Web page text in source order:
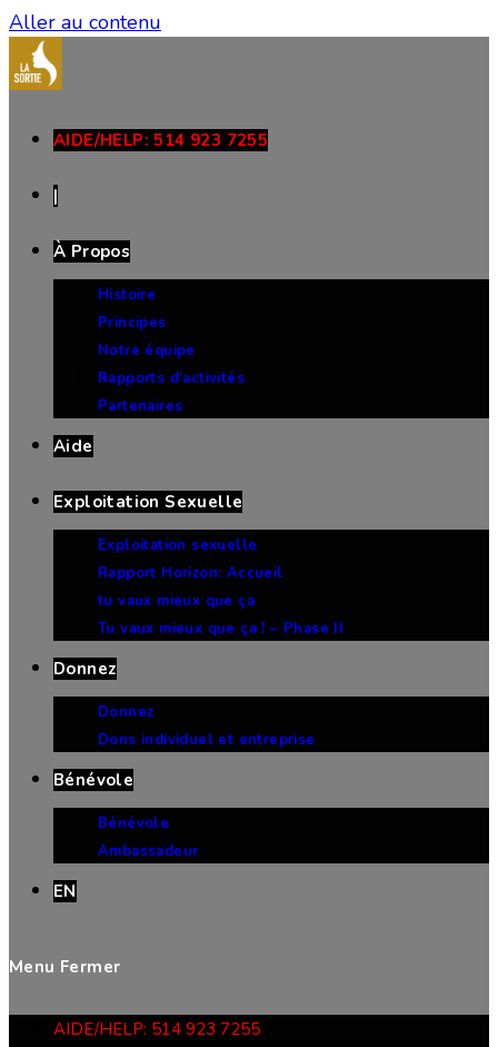
Aller au contenu
AIDE/HELP: 514 923 7255
|
À Propos
Histoire
Principes
Notre équipe
Rapports d’activités
Partenaires
Aide
Exploitation Sexuelle
Exploitation sexuelle
Rapport Horizon: Accueil
tu vaux mieux que ça
Tu vaux mieux que ça ! – Phase II
Donnez
Donnez
Dons individuel et entreprise
Bénévole
Bénévole
Ambassadeur
EN
Menu Fermer
AIDE/HELP: 514 923 7255